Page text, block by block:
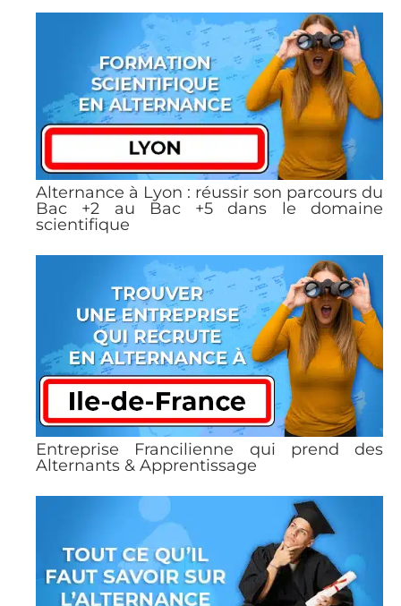
Alternance à Lyon : réussir son parcours du
Bac +2 au Bac +5 dans le domaine
scientifique
Entreprise Francilienne qui prend des
Alternants & Apprentissage